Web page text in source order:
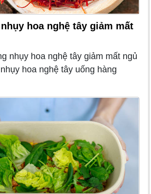
hoa nghệ tây giảm mất
nhụy hoa nghệ tây giảm mất ngủ
hoa nghệ tây uống hàng